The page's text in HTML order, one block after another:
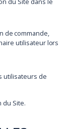
du Site dans le
de commande,
utilisateur lors
utilisateurs de
du Site.